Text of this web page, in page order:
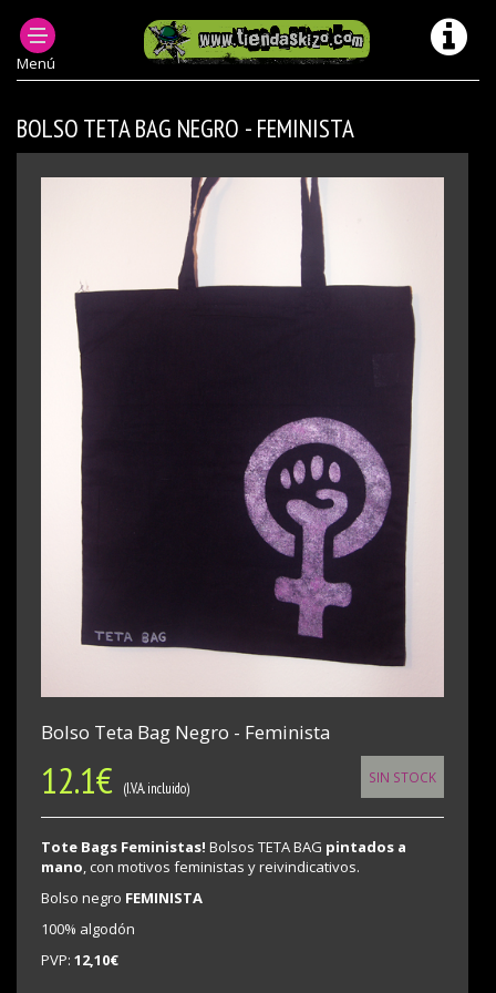
Menú
ACCESORIOS PUNK BOLSOS PUNK BOLSOS TOTE BAG FEMINISTAS
BOLSO TETA BAG NEGRO - FEMINISTA
Bolso Teta Bag Negro - Feminista
12.1€ (I.V.A. incluido)
SIN STOCK
Tote Bags Feministas! Bolsos TETA BAG pintados a
mano, con motivos feministas y reivindicativos.
Bolso negro FEMINISTA
100% algodón
PVP: 12,10€